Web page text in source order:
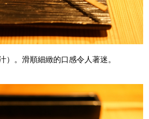
）。滑順細緻的口感令人著迷。